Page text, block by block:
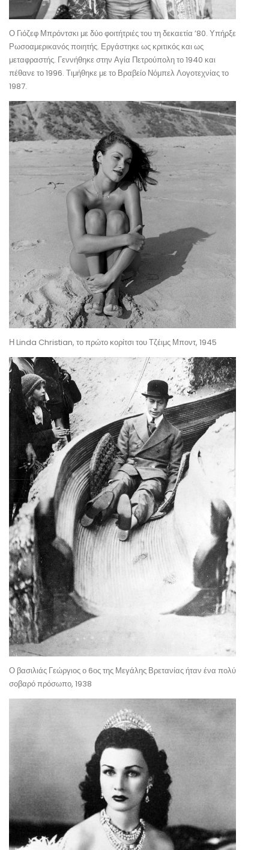
Ο Γιόζεφ Μπρόντσκι με δύο φοιτήτριές του τη δεκαετία ’80. Υπήρξε
Ρωσοαμερικανός ποιητής. Εργάστηκε ως κριτικός και ως
μεταφραστής. Γεννήθηκε στην Αγία Πετρούπολη το 1940 και
πέθανε το 1996. Τιμήθηκε με το Βραβείο Νόμπελ Λογοτεχνίας το
1987.
Η Linda Christian, το πρώτο κορίτσι του Τζέιμς Μποντ, 1945
Ο βασιλιάς Γεώργιος ο 6ος της Μεγάλης Βρετανίας ήταν ένα πολύ
σοβαρό πρόσωπο, 1938